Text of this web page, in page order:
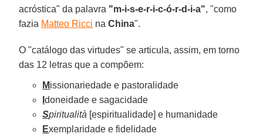
acróstica" da palavra "m-i-s-e-r-i-c-ó-r-d-i-a", "como
fazia Matteo Ricci naChina".
O "catálogo das virtudes" se articula, assim, em torno
das 12 letras que a compõem:
Missionariedade e pastoralidade
Idoneidade e sagacidade
Spiritualità [espiritualidade] e humanidade
Exemplaridade e fidelidade